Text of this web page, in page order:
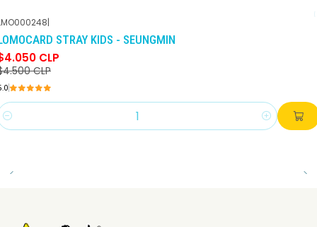
-10% DCTO
|
STRAY KIDS - SEUNGMIN
CLP
CLP